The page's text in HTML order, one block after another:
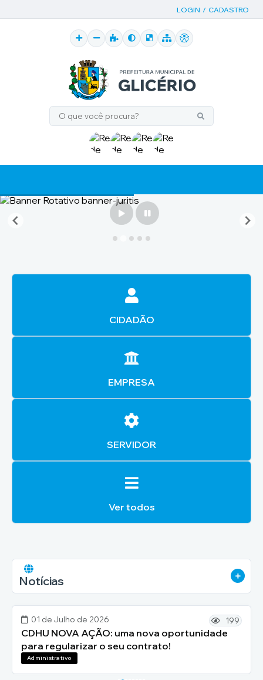
LOGIN / CADASTRO
CIDADÃO
EMPRESA
SERVIDOR
Ver todos
Notícias
CDHU NOVA AÇÃO: uma nova oportunidade
para regularizar o seu contrato!
01 de Julho de 2026
Administrativo
199